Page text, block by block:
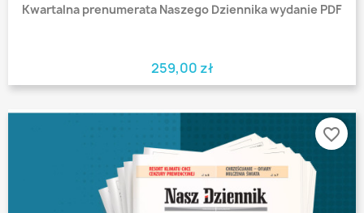
Kwartalna prenumerata Naszego Dziennika wydanie PDF
259,00 zł
favorite_border